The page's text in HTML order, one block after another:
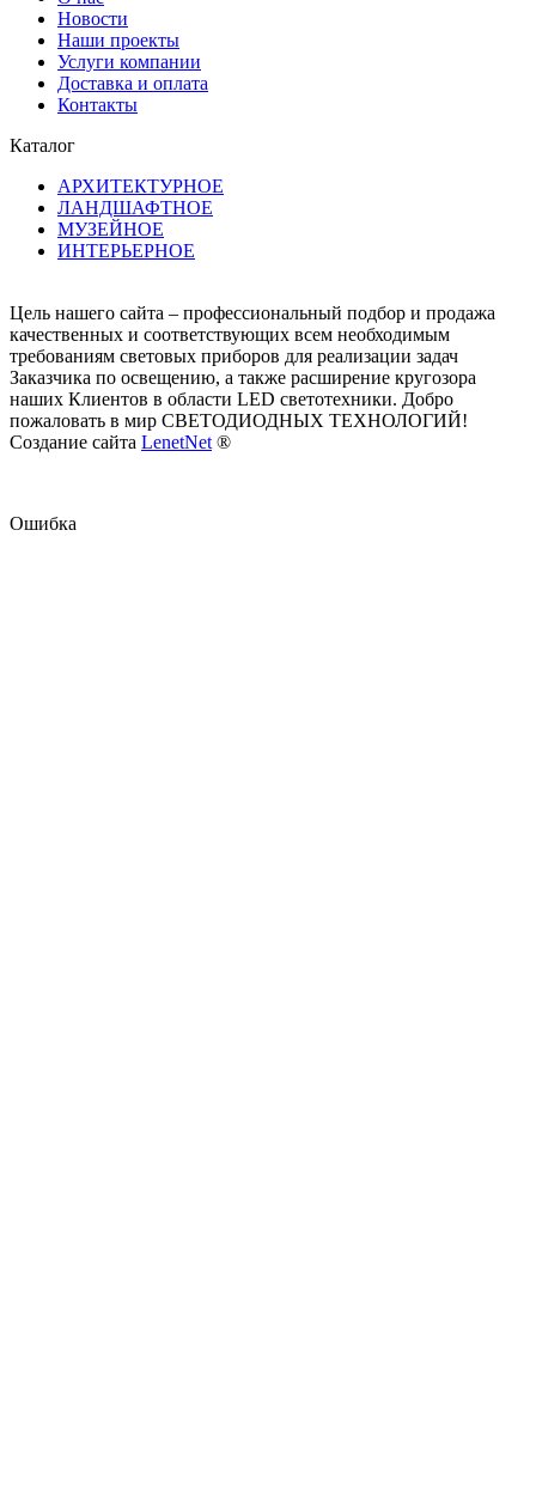
Новости
Наши проекты
Услуги компании
Доставка и оплата
Контакты
Каталог
АРХИТЕКТУРНОЕ
ЛАНДШАФТНОЕ
МУЗЕЙНОЕ
ИНТЕРЬЕРНОЕ
Цель нашего сайта – профессиональный подбор и продажа
качественных и соответствующих всем необходимым
требованиям световых приборов для реализации задач
Заказчика по освещению, а также расширение кругозора
наших Клиентов в области LED светотехники. Добро
пожаловать в мир СВЕТОДИОДНЫХ ТЕХНОЛОГИЙ!
Создание сайта LenetNet ®
Ошибка